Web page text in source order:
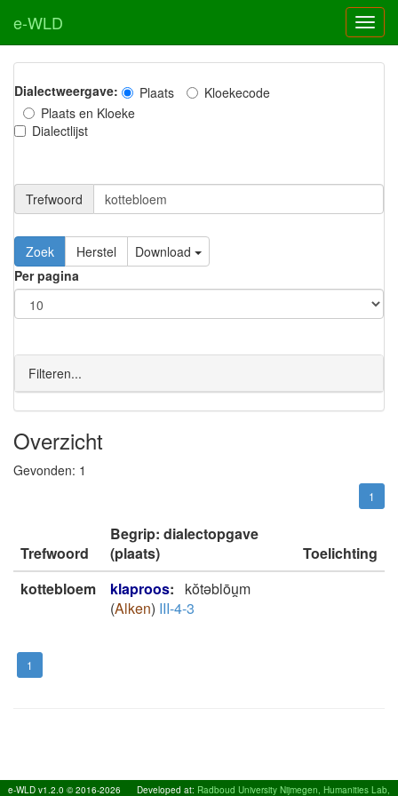
e-WLD
Dialectweergave: Plaats
Kloekecode
Plaats en Kloeke
Dialectlijst
Trefwoord
Download
Per pagina
Filteren...
Overzicht
Gevonden: 1
1
Trefwoord
Begrip: dialectopgave
(plaats)
Toelichting
kottebloem
klaproos:
kŏtəblōu̯m
(Alken) III-4-3
1
e-WLD v1.2.0 © 2016-2026 Developed at: Radboud University Nijmegen, Humanities Lab,